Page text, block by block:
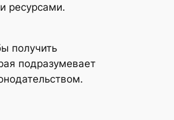
ресурсами.
получить
подразумевает